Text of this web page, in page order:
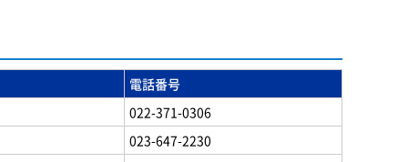
電話番号
022-371-0306
023-647-2230